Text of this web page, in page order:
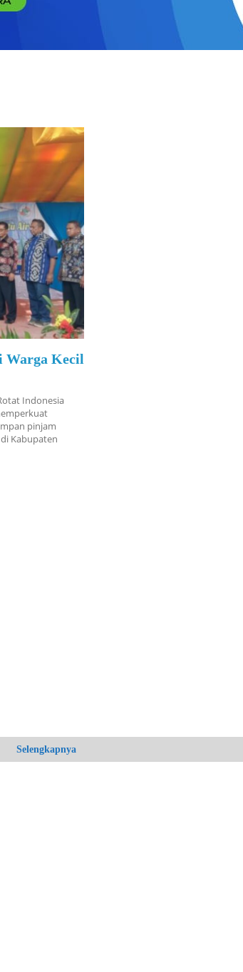
Warga Kecil
Indonesia
pinjam
Kabupaten
Selengkapnya